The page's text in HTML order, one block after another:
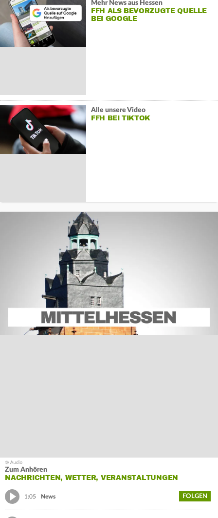
Mehr News aus Hessen
FFH ALS BEVORZUGTE QUELLE
BEI GOOGLE
Alle unsere Video
FFH BEI TIKTOK
Zum Anhören
NACHRICHTEN, WETTER, VERANSTALTUNGEN
1:05 News FOLGEN